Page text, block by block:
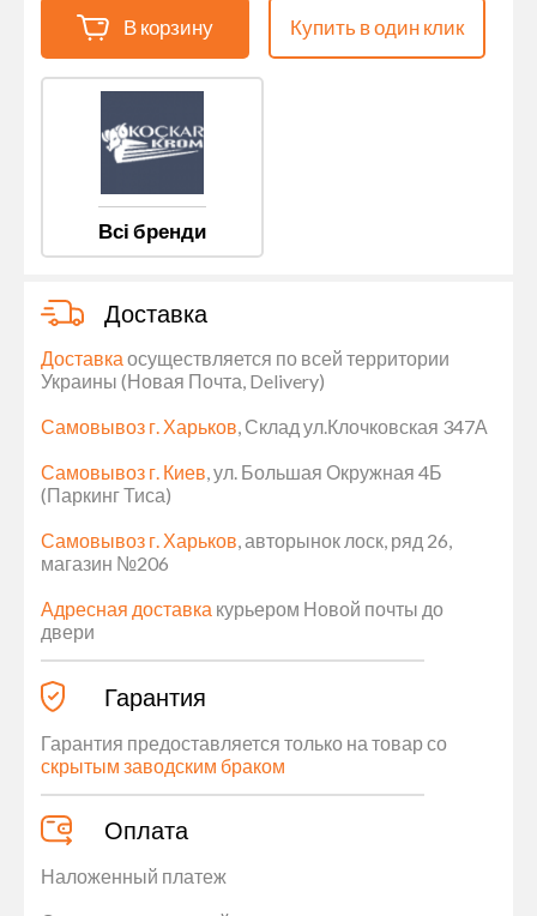
В корзину Купить в один клик
Всі бренди
Доставка
Доставка осуществляется по всей территории
Украины (Новая Почта, Delivery)
Самовывоз г. Харьков, Склад ул.Клочковская 347А
Самовывоз г. Киев, ул. Большая Окружная 4Б
(Паркинг Тиса)
Самовывоз г. Харьков, авторынок лоск, ряд 26,
магазин №206
Адресная доставка курьером Новой почты до
двери
Гарантия
Гарантия предоставляется только на товар со
скрытым заводским браком
Оплата
Наложенный платеж